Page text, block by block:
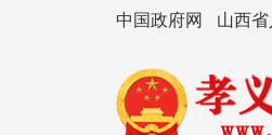
中国政府网 山西